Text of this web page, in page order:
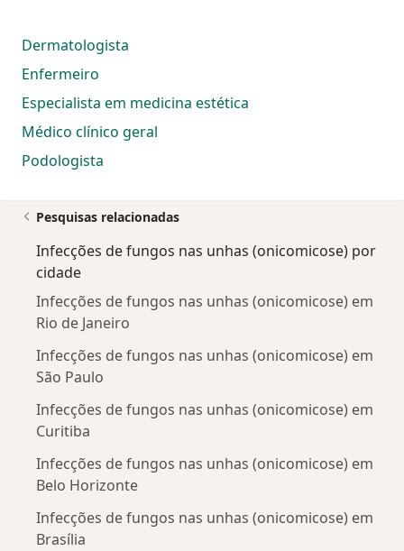
Dermatologista
Enfermeiro
Especialista em medicina estética
Médico clínico geral
Podologista
Pesquisas relacionadas
Infecções de fungos nas unhas (onicomicose) por
cidade
Infecções de fungos nas unhas (onicomicose) em
Rio de Janeiro
Infecções de fungos nas unhas (onicomicose) em
São Paulo
Infecções de fungos nas unhas (onicomicose) em
Curitiba
Infecções de fungos nas unhas (onicomicose) em
Belo Horizonte
Infecções de fungos nas unhas (onicomicose) em
Brasília